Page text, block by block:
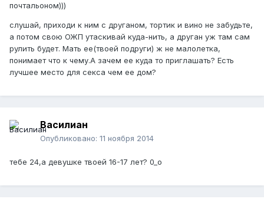
почтальоном)))
слушай, приходи к ним с друганом, тортик и вино не забудьте,
а потом свою ОЖП утаскивай куда-нить, а друган уж там сам
рулить будет. Мать ее(твоей подруги) ж не малолетка,
понимает что к чему.А зачем ее куда то приглашать? Есть
лучшее место для секса чем ее дом?
Василиан
Опубликовано: 11 ноября 2014
тебе 24,а девушке твоей 16-17 лет? 0_о